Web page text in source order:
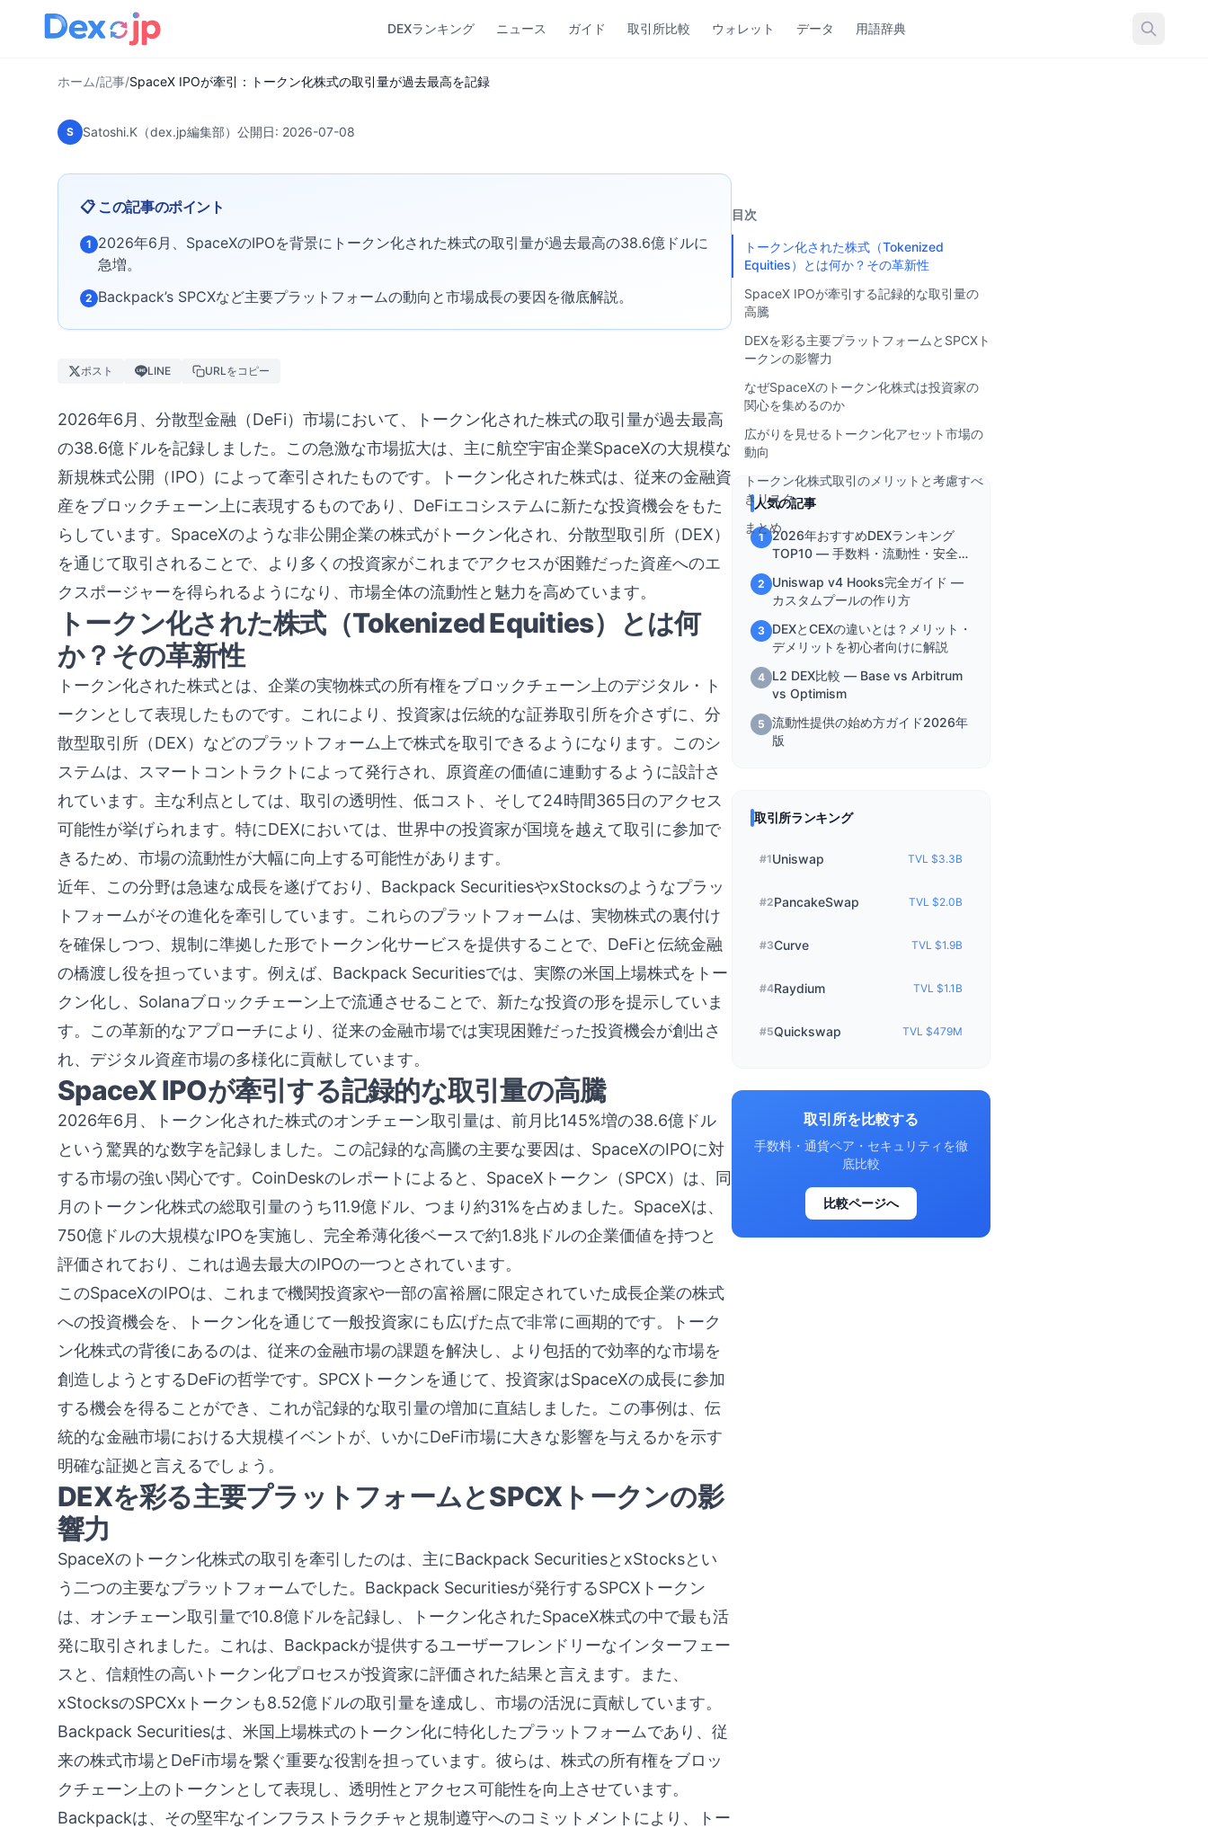
DEXランキング ニュース ガイド 取引所比較 ウォレット データ 用語辞典
ホーム/記事/SpaceX IPOが牽引：トークン化株式の取引量が過去最高を記録
記録
S Satoshi.K（dex.jp編集部） 公開日: 2026-07-08
📋 この記事のポイント
1 2026年6月、SpaceXのIPOを背景にトークン化された株式の取引量が過去最高の38.6億ドルに
急増。
2 Backpack’s SPCXなど主要プラットフォームの動向と市場成長の要因を徹底解説。
ポスト LINE URLをコピー
2026年6月、分散型金融（DeFi）市場において、トークン化された株式の取引量が過去最高
の38.6億ドルを記録しました。この急激な市場拡大は、主に航空宇宙企業SpaceXの大規模な
新規株式公開（IPO）によって牽引されたものです。トークン化された株式は、従来の金融資
産をブロックチェーン上に表現するものであり、DeFiエコシステムに新たな投資機会をもた
らしています。SpaceXのような非公開企業の株式がトークン化され、分散型取引所（DEX）
を通じて取引されることで、より多くの投資家がこれまでアクセスが困難だった資産へのエ
クスポージャーを得られるようになり、市場全体の流動性と魅力を高めています。
トークン化された株式（Tokenized Equities）とは何
か？その革新性
トークン化された株式とは、企業の実物株式の所有権をブロックチェーン上のデジタル・ト
ークンとして表現したものです。これにより、投資家は伝統的な証券取引所を介さずに、分
散型取引所（DEX）などのプラットフォーム上で株式を取引できるようになります。このシ
ステムは、スマートコントラクトによって発行され、原資産の価値に連動するように設計さ
れています。主な利点としては、取引の透明性、低コスト、そして24時間365日のアクセス
可能性が挙げられます。特にDEXにおいては、世界中の投資家が国境を越えて取引に参加で
きるため、市場の流動性が大幅に向上する可能性があります。
近年、この分野は急速な成長を遂げており、Backpack SecuritiesやxStocksのようなプラッ
トフォームがその進化を牽引しています。これらのプラットフォームは、実物株式の裏付け
を確保しつつ、規制に準拠した形でトークン化サービスを提供することで、DeFiと伝統金融
の橋渡し役を担っています。例えば、Backpack Securitiesでは、実際の米国上場株式をトー
クン化し、Solanaブロックチェーン上で流通させることで、新たな投資の形を提示していま
す。この革新的なアプローチにより、従来の金融市場では実現困難だった投資機会が創出さ
れ、デジタル資産市場の多様化に貢献しています。
SpaceX IPOが牽引する記録的な取引量の高騰
2026年6月、トークン化された株式のオンチェーン取引量は、前月比145%増の38.6億ドル
という驚異的な数字を記録しました。この記録的な高騰の主要な要因は、SpaceXのIPOに対
する市場の強い関心です。CoinDeskのレポートによると、SpaceXトークン（SPCX）は、同
月のトークン化株式の総取引量のうち11.9億ドル、つまり約31%を占めました。SpaceXは、
750億ドルの大規模なIPOを実施し、完全希薄化後ベースで約1.8兆ドルの企業価値を持つと
評価されており、これは過去最大のIPOの一つとされています。
このSpaceXのIPOは、これまで機関投資家や一部の富裕層に限定されていた成長企業の株式
への投資機会を、トークン化を通じて一般投資家にも広げた点で非常に画期的です。トーク
ン化株式の背後にあるのは、従来の金融市場の課題を解決し、より包括的で効率的な市場を
創造しようとするDeFiの哲学です。SPCXトークンを通じて、投資家はSpaceXの成長に参加
する機会を得ることができ、これが記録的な取引量の増加に直結しました。この事例は、伝
統的な金融市場における大規模イベントが、いかにDeFi市場に大きな影響を与えるかを示す
明確な証拠と言えるでしょう。
DEXを彩る主要プラットフォームとSPCXトークンの影
響力
SpaceXのトークン化株式の取引を牽引したのは、主にBackpack SecuritiesとxStocksとい
う二つの主要なプラットフォームでした。Backpack Securitiesが発行するSPCXトークン
は、オンチェーン取引量で10.8億ドルを記録し、トークン化されたSpaceX株式の中で最も活
発に取引されました。これは、Backpackが提供するユーザーフレンドリーなインターフェー
スと、信頼性の高いトークン化プロセスが投資家に評価された結果と言えます。また、
xStocksのSPCXxトークンも8.52億ドルの取引量を達成し、市場の活況に貢献しています。
Backpack Securitiesは、米国上場株式のトークン化に特化したプラットフォームであり、従
来の株式市場とDeFi市場を繋ぐ重要な役割を担っています。彼らは、株式の所有権をブロッ
クチェーン上のトークンとして表現し、透明性とアクセス可能性を向上させています。
Backpackは、その堅牢なインフラストラクチャと規制遵守へのコミットメントにより、トー
目次
トークン化された株式（Tokenized
Equities）とは何か？その革新性
SpaceX IPOが牽引する記録的な取引量の
高騰
DEXを彩る主要プラットフォームとSPCXト
ークンの影響力
なぜSpaceXのトークン化株式は投資家の
関心を集めるのか
広がりを見せるトークン化アセット市場の
動向
トークン化株式取引のメリットと考慮すべ
きリスク
まとめ
人気の記事
1 2026年おすすめDEXランキング
TOP10 — 手数料・流動性・安全性
2
Uniswap v4 Hooks完全ガイド —
カスタムプールの作り方
3 DEXとCEXの違いとは？メリット・
デメリットを初心者向けに解説
4 L2 DEX比較 — Base vs Arbitrum
vs Optimism
5 流動性提供の始め方ガイド2026年
版
取引所ランキング
#1Uniswap TVL $3.3B
#2PancakeSwap TVL $2.0B
#3Curve TVL $1.9B
#4Raydium TVL $1.1B
#5Quickswap TVL $479M
取引所を比較する
手数料・通貨ペア・セキュリティを徹
底比較
比較ページへ